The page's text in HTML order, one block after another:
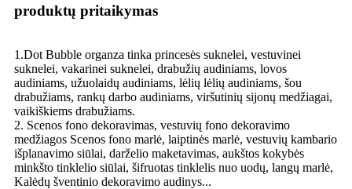
produktų pritaikymas
1.Dot Bubble organza tinka princesės suknelei, vestuvinei
suknelei, vakarinei suknelei, drabužių audiniams, lovos
audiniams, užuolaidų audiniams, lėlių lėlių audiniams, šou
drabužiams, rankų darbo audiniams, viršutinių sijonų medžiagai,
vaikiškiems drabužiams.
2. Scenos fono dekoravimas, vestuvių fono dekoravimo
medžiagos Scenos fono marlė, laiptinės marlė, vestuvių kambario
išplanavimo siūlai, darželio maketavimas, aukštos kokybės
minkšto tinklelio siūlai, šifruotas tinklelis nuo uodų, langų marlė,
Kalėdų šventinio dekoravimo audinys...